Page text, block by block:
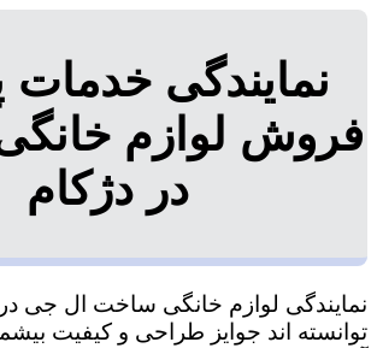
نمایندگی خدمات
فروش لوازم
در دژکام
نمایندگی لوازم خانگی ساخت ال جی در
توانسته اند جوایز طراحی و کیفیت